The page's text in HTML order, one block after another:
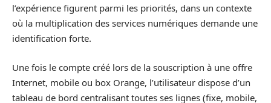
l’expérience figurent parmi les priorités, dans un contexte
où la multiplication des services numériques demande une
identification forte.
Une fois le compte créé lors de la souscription à une offre
Internet, mobile ou box Orange, l’utilisateur dispose d’un
tableau de bord centralisant toutes ses lignes (fixe, mobile,